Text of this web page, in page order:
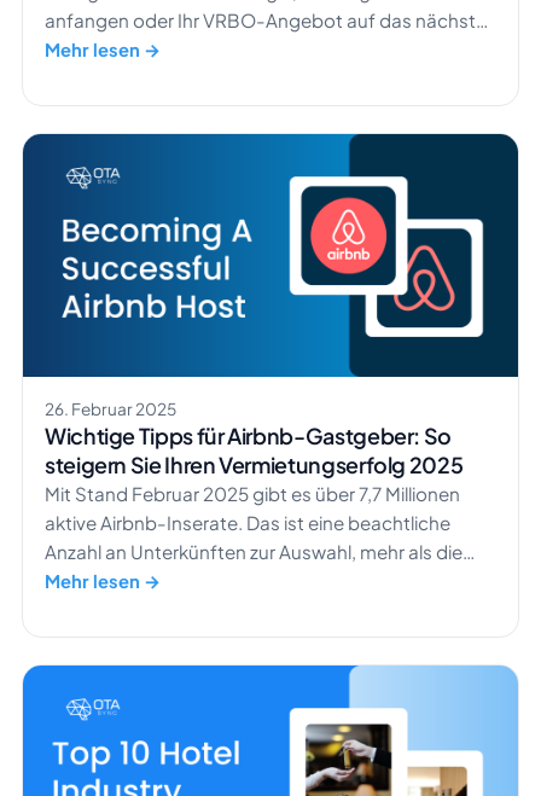
anfangen oder Ihr VRBO-Angebot auf das nächste
Level heben möchten: Ein perfektes Inserat ist der
Buchungen zu erzielen. Mit ein wenig Know-how und
den richtigen Tools sind Sie auf dem besten Weg zu
einer erfolgreichen Ferienunterkunft. Lassen Sie uns
eintauchen in […]
Mehr lesen →
26. Februar 2025
Wichtige Tipps für Airbnb-Gastgeber: So
steigern Sie Ihren Vermietungserfolg 2025
Mit Stand Februar 2025 gibt es über 7,7 Millionen
aktive Airbnb-Inserate. Das ist eine beachtliche
Anzahl an Unterkünften zur Auswahl, mehr als die
Einwohnerzahl von Hongkong. Wie soll SICH Ihre
sind hier genau richtig, um die Sichtbarkeit Ihrer
Immobilie zu steigern. Mit diesem […]
Mehr lesen →